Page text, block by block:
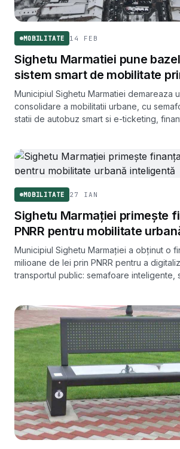
MOBILITATE 14 FEB
Sighetu Marmatiei pune
sistem smart de mobilitate
Municipiul Sighetu Marmatiei demareaza
consolidare a mobilitatii urbane, cu
statii de autobuz smart si e-ticketing,
MOBILITATE 27 IAN
Sighetu Marmației primește
PNRR pentru mobilitate
Municipiul Sighetu Marmației a obținut o
milioane de lei prin PNRR pentru a
transportul public: semafoare inteligente,